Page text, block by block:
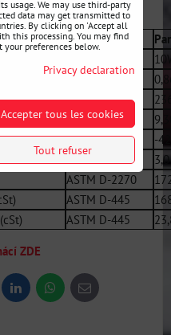
Normy kvality
ASTM D-4052
ASTM D-92
ASTM D-2896
ASTM D-97
-42
ASTM D-1500
3,0
ASTM D-2270
ASTM D-445
ASTM D-445
ZDE
LinkedInWhatsApp
E-
mail
usage. We may use third-party
data may get transmitted to
By clicking on 'Accept all
this processing. You may find
preferences below.
Privacy declaration
Accepter tous les cookies
Tout refuser